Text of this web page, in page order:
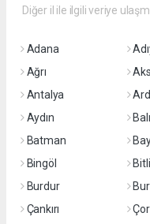
Diğer il ile ilgili veriye
Adana
Ağrı
Antalya
Aydın
Batman
Bingöl
Burdur
Çankırı